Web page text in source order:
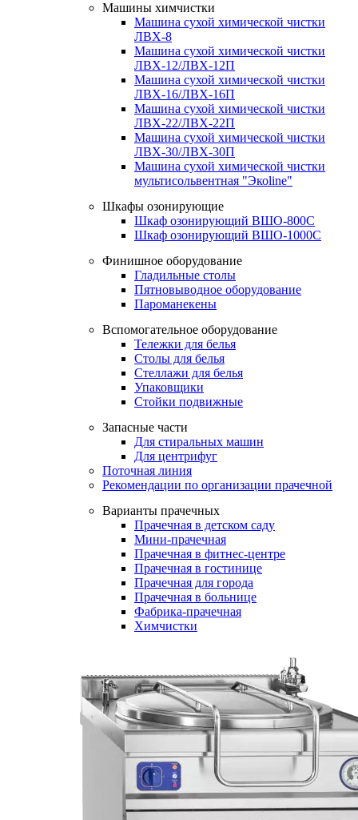
Машины химчистки
Машина сухой химической чистки
ЛВХ-8
Машина сухой химической чистки
ЛВХ-12/ЛВХ-12П
Машина сухой химической чистки
ЛВХ-16/ЛВХ-16П
Машина сухой химической чистки
ЛВХ-22/ЛВХ-22П
Машина сухой химической чистки
ЛВХ-30/ЛВХ-30П
Машина сухой химической чистки
мультисольвентная "Экоline"
Шкафы озонирующие
Шкаф озонирующий ВШО-800С
Шкаф озонирующий ВШО-1000С
Финишное оборудование
Гладильные столы
Пятновыводное оборудование
Пароманекены
Вспомогательное оборудование
Тележки для белья
Столы для белья
Стеллажи для белья
Упаковщики
Стойки подвижные
Запасные части
Для стиральных машин
Для центрифуг
Поточная линия
Рекомендации по организации прачечной
Варианты прачечных
Прачечная в детском саду
Мини-прачечная
Прачечная в фитнес-центре
Прачечная в гостинице
Прачечная для города
Прачечная в больнице
Фабрика-прачечная
Химчистки